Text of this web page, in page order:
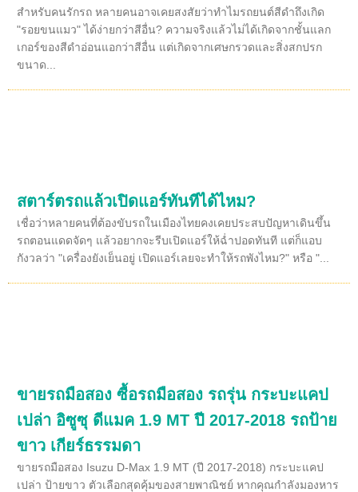
สำหรับคนรักรถ หลายคนอาจเคยสงสัยว่าทำไมรถยนต์สีดำถึงเกิด
"รอยขนแมว" ได้ง่ายกว่าสีอื่น? ความจริงแล้วไม่ได้เกิดจากชั้นแลก
เกอร์ของสีดำอ่อนแอกว่าสีอื่น แต่เกิดจากเศษกรวดและสิ่งสกปรก
ขนาด...
สตาร์ตรถแล้วเปิดแอร์ทันทีได้ไหม?
เชื่อว่าหลายคนที่ต้องขับรถในเมืองไทยคงเคยประสบปัญหาเดินขึ้น
รถตอนแดดจัดๆ แล้วอยากจะรีบเปิดแอร์ให้ฉ่ำปอดทันที แต่ก็แอบ
กังวลว่า "เครื่องยังเย็นอยู่ เปิดแอร์เลยจะทำให้รถพังไหม?" หรือ "...
ขายรถมือสอง ซื้อรถมือสอง รถรุ่น กระบะแคป
เปล่า อิซูซุ ดีแมค 1.9 MT ปี 2017-2018 รถป้าย
ขาว เกียร์ธรรมดา
ขายรถมือสอง Isuzu D-Max 1.9 MT (ปี 2017-2018) กระบะแคป
เปล่า ป้ายขาว ตัวเลือกสุดคุ้มของสายพาณิชย์ หากคุณกำลังมองหาร